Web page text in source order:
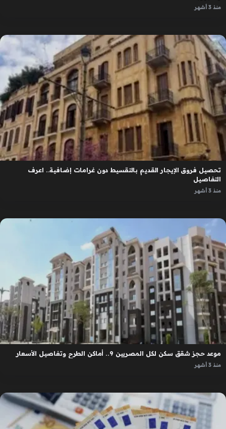
منذ 3 أشهر
تحصيل فروق الإيجار القديم بالتقسيط دون غرامات إضافية.. اعرف
التفاصيل
منذ 3 أشهر
موعد حجز شقق سكن لكل المصريين 9.. أماكن الطرح وتفاصيل الأسعار
منذ 3 أشهر